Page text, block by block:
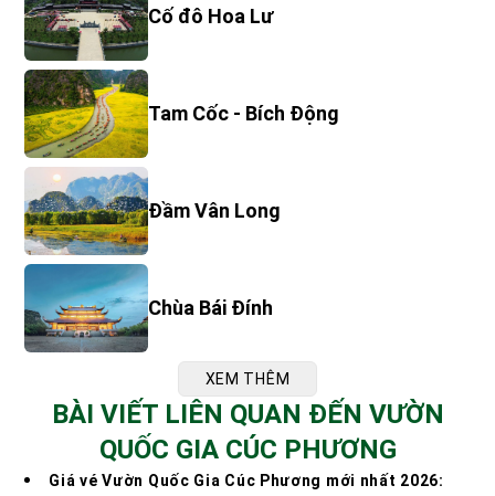
Cố đô Hoa Lư
Tam Cốc - Bích Động
Đầm Vân Long
Chùa Bái Đính
XEM THÊM
BÀI VIẾT LIÊN QUAN ĐẾN VƯỜN
QUỐC GIA CÚC PHƯƠNG
Giá vé Vườn Quốc Gia Cúc Phương mới nhất 2026: